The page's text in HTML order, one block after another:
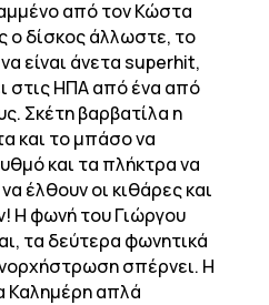
από τον Κώστα
ο δίσκος άλλωστε, το
είναι άνετα superhit,
στις ΗΠΑ από ένα από
Σκέτη βαρβατίλα η
και το μπάσο να
και τα πλήκτρα να
έλθουν οι κιθάρες και
Η φωνή του Γιώργου
τα δεύτερα φωνητικά
σπέρνει. Η
Καλημέρη απλά